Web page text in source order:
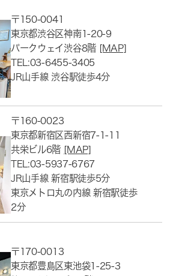
〒150-0041
東京都渋谷区神南1-20-9
パークウェイ渋谷8階 [MAP]
TEL:03-6455-3405
JR山手線 渋谷駅徒歩4分
〒160-0023
東京都新宿区西新宿7-1-11
共栄ビル6階 [MAP]
TEL:03-5937-6767
JR山手線 新宿駅徒歩5分
東京メトロ丸の内線 新宿駅徒歩
2分
〒170-0013
東京都豊島区東池袋1-25-3